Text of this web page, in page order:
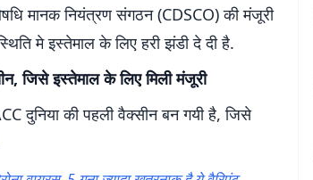
मानक नियंत्रण संगठन (CDSCO) की मंजूरी
मे इस्तेमाल के लिए हरी झंडी दे दी है.
जिसे इस्तेमाल के लिए मिली मंजूरी
दुनिया की पहली वैक्सीन बन गयी है, जिसे